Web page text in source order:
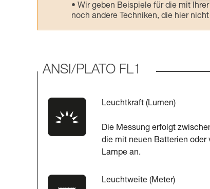
Wir geben Beispiele für die mit
noch andere Techniken, die hier
ANSI/PLATO FL1
Leuchtkraft (Lumen)
Die Messung erfolgt
die mit neuen Batterien
Lampe an.
Leuchtweite (Meter)